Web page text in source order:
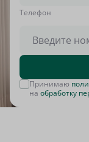
Tелефон
Принимаю
на обработку